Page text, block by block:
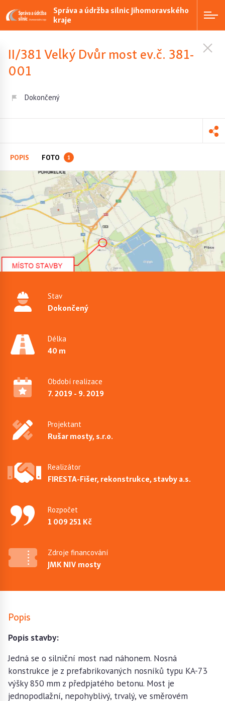
Správa a údržba silnic Jihomoravského
kraje
II/381 Velký Dvůr most ev.č. 381-
001
Dokončený
POPIS FOTO 1
Stav
Dokončený
Délka
40 m
Období realizace
7. 2019 - 9. 2019
Projektant
Rušar mosty, s.r.o.
Realizátor
FIRESTA-Fišer, rekonstrukce, stavby a.s.
Rozpočet
1 009 251 Kč
Zdroje financování
JMK NIV mosty
Popis
Popis stavby:
Jedná se o silniční most nad náhonem. Nosná
konstrukce je z prefabrikovaných nosníků typu KA-73
výšky 850 mm z předpjatého betonu. Most je
jednopodlažní, nepohyblivý, trvalý, ve směrovém